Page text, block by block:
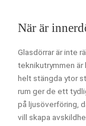
När är
Glasdörrar är inte
teknikutrymmen
helt stängda ytor
rum ger de ett
på ljusöverföring,
vill skapa